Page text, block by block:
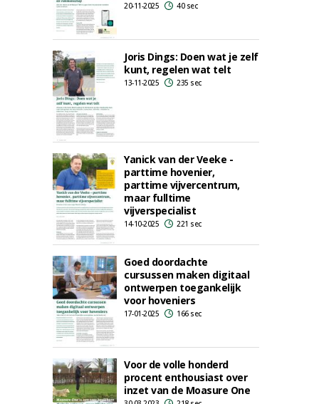
20-11-2025 40 sec
Joris Dings: Doen wat je zelf
kunt, regelen wat telt
13-11-2025 235 sec
Yanick van der Veeke -
parttime hovenier,
parttime vijvercentrum,
maar fulltime
vijverspecialist
14-10-2025 221 sec
Goed doordachte
cursussen maken digitaal
ontwerpen toegankelijk
voor hoveniers
17-01-2025 166 sec
Voor de volle honderd
procent enthousiast over
inzet van de Moasure One